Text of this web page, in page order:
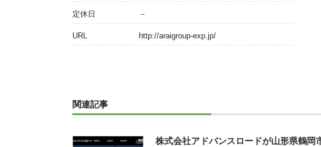
定休日 －
URL http://araigroup-exp.jp/
関連記事
株式会社アドバンスロードが山形県鶴岡